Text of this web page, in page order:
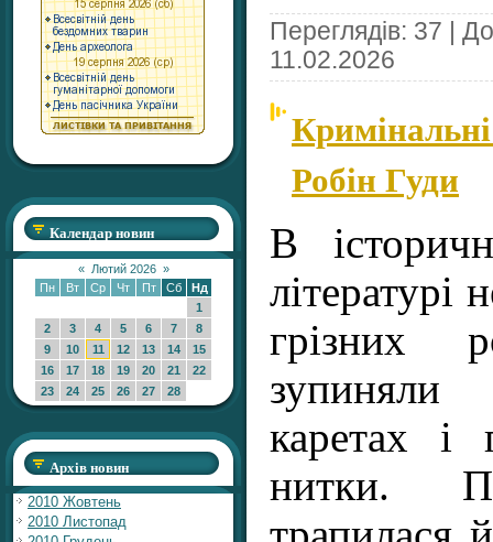
Календар новин
« Лютий 2026 »
Пн
Вт Ср Чт Пт Сб
Нд
1
2
3 4 5 6 7
8
9
10 11 12 13 14
15
16
17 18 19 20 21
22
23
24 25 26 27 28
Архів новин
2010 Жовтень
2010 Листопад
Переглядів: 37 |
11.02.2026
Робін Гуди
В
літературі
грізних
каретах і
нитки.